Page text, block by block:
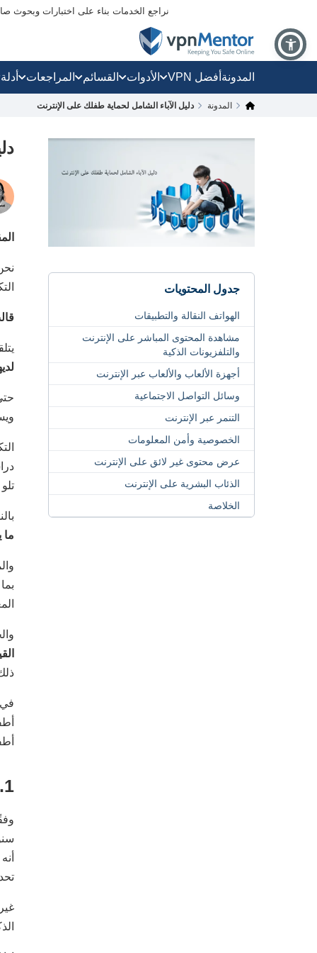
نراجع الخدمات بناء على اختبارات وبحوث
المدونة أفضل VPN الأدوات القسائم المراجعات أدلة
المدونة دليل الآباء الشامل لحماية طفلك على الإنترنت
قالت 85٪ من الأمهات إنهن يستخدمن
ما
في
1. الهواتف النقالة والتطبيقات
جدول المحتويات
الهواتف النقالة والتطبيقات
مشاهدة المحتوى المباشر على الإنترنت
والتلفزيونات الذكية
أجهزة الألعاب والألعاب عبر الإنترنت
وسائل التواصل الاجتماعية
التنمر عبر الإنترنت
الخصوصية وأمن المعلومات
عرض محتوى غير لائق على الإنترنت
الذئاب البشرية على الإنترنت
الخلاصة